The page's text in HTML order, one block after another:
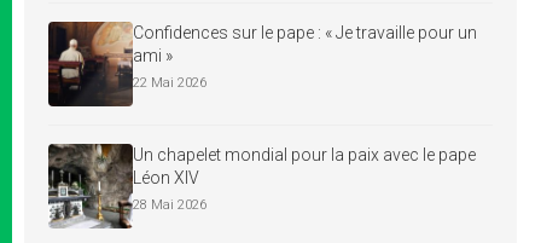
Confidences sur le pape : « Je travaille pour un
ami »
22 Mai 2026
Un chapelet mondial pour la paix avec le pape
Léon XIV
28 Mai 2026